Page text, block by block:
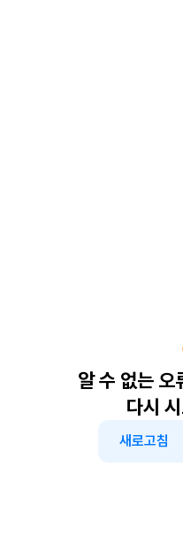
알 수 없는 오
다시
새로고침